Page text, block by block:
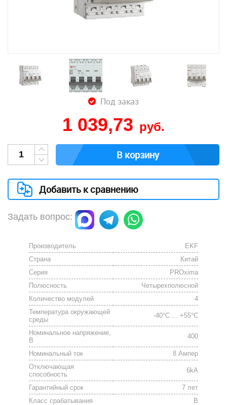
Под заказ
1 039,73 руб.
В корзину
Добавить к сравнению
Задать вопрос:
Производитель
EKF
Страна
Китай
Серия
PROxima
Полюсность
Четырехполюсной
Количество модулей
4
Температура окружающей
среды
-40°C ... +55°C
Номинальное напряжение,
В
400
Номинальный ток
8 Ампер
Отключающая
способность
6kA
Гарантийный срок
7 лет
Класс срабатывания
B